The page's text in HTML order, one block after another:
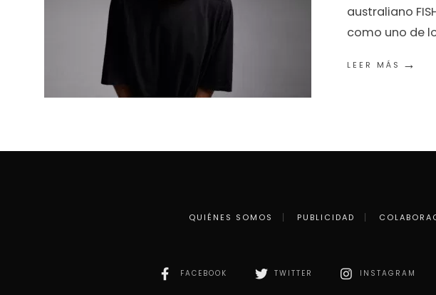
australiano
como uno de
LEER MÁS →
QUIÉNES SOMOS PUBLICIDAD
FACEBOOK TWITTER INSTAGRAM